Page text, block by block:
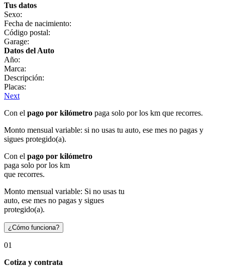
Tus datos
Sexo:
Fecha de nacimiento:
Código postal:
Garage:
Datos del Auto
Año:
Marca:
Descripción:
Placas:
Next
Con el pago por kilómetro paga solo por los km que recorres.
Monto mensual variable: si no usas tu auto, ese mes no pagas y
sigues protegido(a).
Con el pago por kilómetro
paga solo por los km
que recorres.
Monto mensual variable: Si no usas tu
auto, ese mes no pagas y sigues
protegido(a).
¿Cómo funciona?
01
Cotiza y contrata